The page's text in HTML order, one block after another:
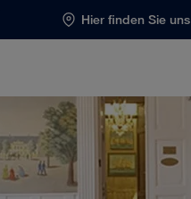
Hier finden Sie uns